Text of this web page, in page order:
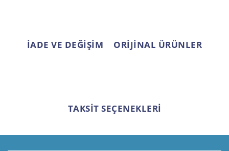
İADE VE DEĞİŞİM ORİJİNAL ÜRÜNLER
TAKSİT SEÇENEKLERİ